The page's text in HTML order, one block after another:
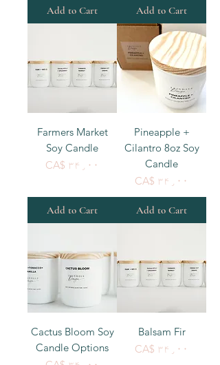
Add to Cart
Add to Cart
Pineapple +
Cilantro 8oz Soy
Candle
Price
CA$ ۳۴٫۰۰
Add to Cart
Farmers Market
Soy Candle
Price
CA$ ۳۴٫۰۰
Add to Cart
Balsam Fir
Price
CA$ ۳۴٫۰۰
Cactus Bloom Soy
Candle Options